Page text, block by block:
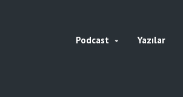
Podcast Yazılar